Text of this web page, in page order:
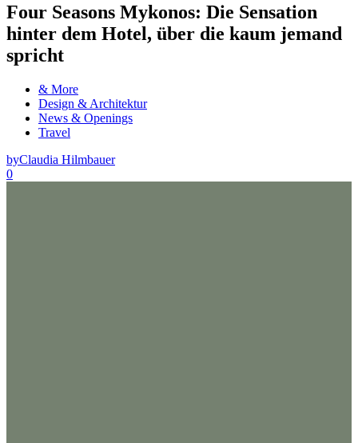
Four Seasons Mykonos: Die Sensation
hinter dem Hotel, über die kaum jemand
spricht
& More
Design & Architektur
News & Openings
Travel
byClaudia Hilmbauer
0